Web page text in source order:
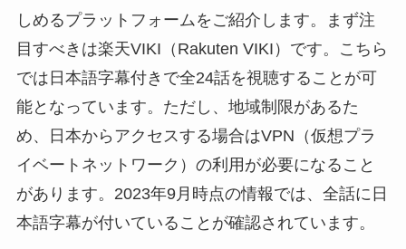
しめるプラットフォームをご紹介します。まず注
目すべきは楽天VIKI（Rakuten VIKI）です。こちら
では日本語字幕付きで全24話を視聴することが可
能となっています。ただし、地域制限があるた
め、日本からアクセスする場合はVPN（仮想プラ
イベートネットワーク）の利用が必要になること
があります。2023年9月時点の情報では、全話に日
本語字幕が付いていることが確認されています。